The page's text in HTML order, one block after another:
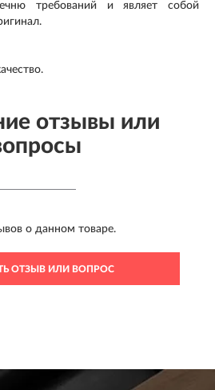
требований и являет собой
отзывы или
о данном товаре.
ОТЗЫВ ИЛИ ВОПРОС